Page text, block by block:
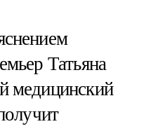
Татьяна
медицинский